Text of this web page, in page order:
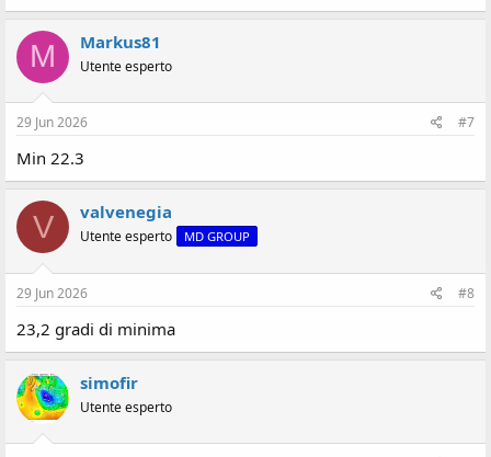
M Markus81
Utente esperto
29 Jun 2026 #7
Min 22.3
V valvenegia
Utente esperto MD GROUP
29 Jun 2026 #8
23,2 gradi di minima
simofir
Utente esperto